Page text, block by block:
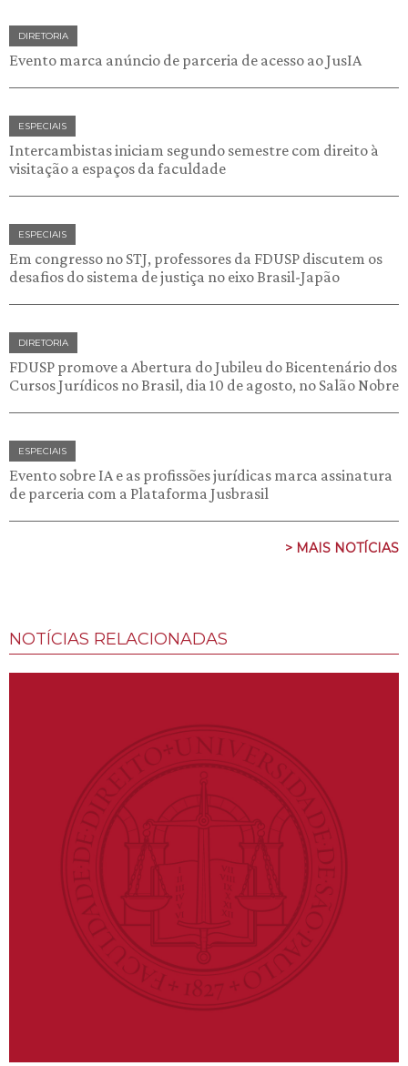
DIRETORIA
Evento marca anúncio de parceria de acesso ao JusIA
ESPECIAIS
Intercambistas iniciam segundo semestre com direito à
visitação a espaços da faculdade
ESPECIAIS
Em congresso no STJ, professores da FDUSP discutem os
desafios do sistema de justiça no eixo Brasil-Japão
DIRETORIA
FDUSP promove a Abertura do Jubileu do Bicentenário dos
Cursos Jurídicos no Brasil, dia 10 de agosto, no Salão Nobre
ESPECIAIS
Evento sobre IA e as profissões jurídicas marca assinatura
de parceria com a Plataforma Jusbrasil
> MAIS NOTÍCIAS
NOTÍCIAS RELACIONADAS